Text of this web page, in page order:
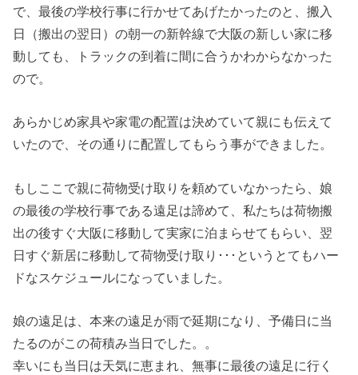
で、最後の学校行事に行かせてあげたかったのと、搬入
日（搬出の翌日）の朝一の新幹線で大阪の新しい家に移
動しても、トラックの到着に間に合うかわからなかった
ので。
あらかじめ家具や家電の配置は決めていて親にも伝えて
いたので、その通りに配置してもらう事ができました。
もしここで親に荷物受け取りを頼めていなかったら、娘
の最後の学校行事である遠足は諦めて、私たちは荷物搬
出の後すぐ大阪に移動して実家に泊まらせてもらい、翌
日すぐ新居に移動して荷物受け取り･･･というとてもハー
ドなスケジュールになっていました。
娘の遠足は、本来の遠足が雨で延期になり、予備日に当
たるのがこの荷積み当日でした。。
幸いにも当日は天気に恵まれ、無事に最後の遠足に行く